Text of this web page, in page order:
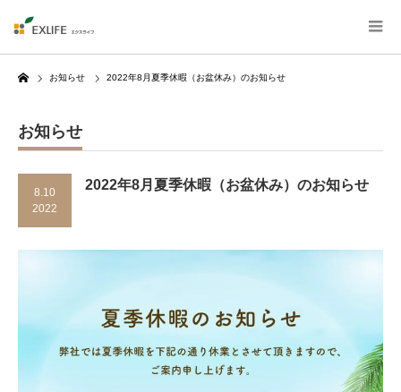
Home
お知らせ 2022年8月夏季休暇（お盆休み）のお知らせ
お知らせ
8.10
2022
2022年8月夏季休暇（お盆休み）のお知らせ